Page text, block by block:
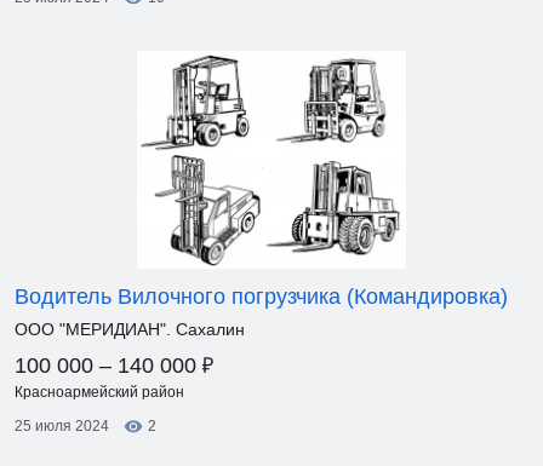
Водитель Вилочного погрузчика (Командировка)
ООО "МЕРИДИАН". Сахалин
100 000 – 140 000 ₽
Красноармейский район
25 июля 2024
2